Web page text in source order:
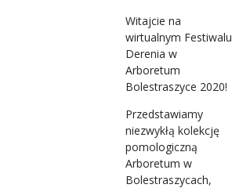
Witajcie na
wirtualnym Festiwalu
Derenia w
Arboretum
Bolestraszyce 2020!
Przedstawiamy
niezwykłą kolekcję
pomologiczną
Arboretum w
Bolestraszycach,